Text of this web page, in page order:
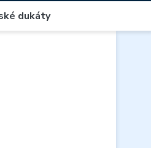
dukáty